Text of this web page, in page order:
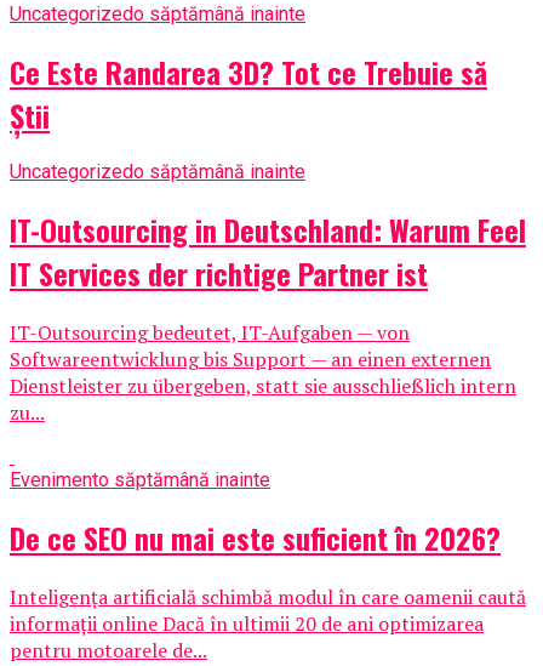
Uncategorizedo săptămână inainte
Ce Este Randarea 3D? Tot ce Trebuie să
Știi
Uncategorizedo săptămână inainte
IT-Outsourcing in Deutschland: Warum Feel
IT Services der richtige Partner ist
IT-Outsourcing bedeutet, IT-Aufgaben — von
Softwareentwicklung bis Support — an einen externen
Dienstleister zu übergeben, statt sie ausschließlich intern
zu...
Evenimento săptămână inainte
De ce SEO nu mai este suficient în 2026?
Inteligența artificială schimbă modul în care oamenii caută
informații online Dacă în ultimii 20 de ani optimizarea
pentru motoarele de...